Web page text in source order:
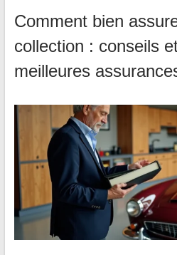
Comment bien
collection : conseils
meilleures